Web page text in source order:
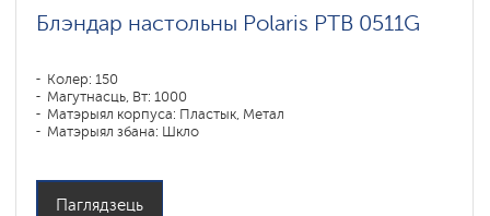
Блэндар настольны Polaris PTB 0511G
Колер: 150
Магутнасць, Вт: 1000
Матэрыял корпуса: Пластык, Метал
Матэрыял збана: Шкло
Паглядзець